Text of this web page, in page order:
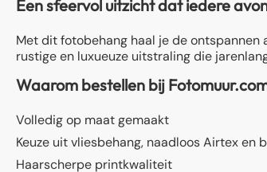
Een sfeervol uitzicht dat iedere
Met dit fotobehang haal je de
rustige en luxueuze uitstraling die
Waarom bestellen bij
Volledig op maat gemaakt
Keuze uit vliesbehang, naadloos Airtex en
Haarscherpe printkwaliteit